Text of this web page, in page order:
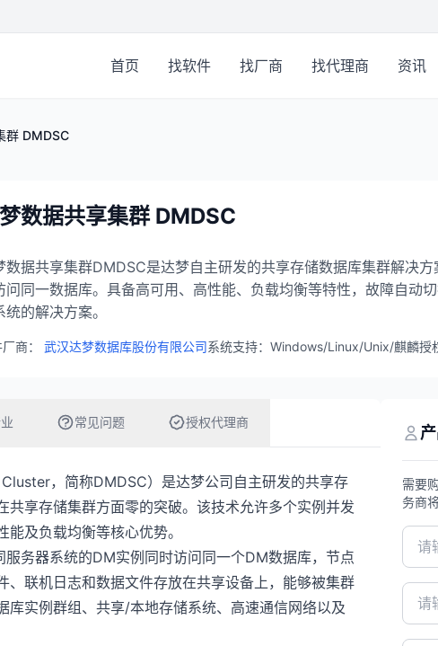
首页 找软件 找厂商 找代理商 资讯
群 DMDSC
数据共享集群 DMDSC
数据共享集群DMDSC是达梦自主研发的共享存储数据库集群解决
问同一数据库。具备高可用、高性能、负载均衡等特性，故障自动
统的解决方案。
商： 武汉达梦数据库股份有限公司系统支持：Windows/Linux/Unix/麒麟授
常见问题 授权代理商
，简称DMDSC）是达梦公司自主研发的共享存
享存储集群方面零的突破。该技术允许多个实例并发
及负载均衡等核心优势。
务器系统的DM实例同时访问同一个DM数据库，节点
、联机日志和数据文件存放在共享设备上，能够被集群
库实例群组、共享/本地存储系统、高速通信网络以及
需要
务商